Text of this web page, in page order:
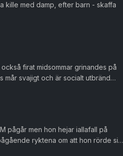
kille med damp, efter barn - skaffa
firat midsommar grinandes på
mår svajigt och är socialt utbränd
De...
pågår men hon hejar iallafall på
ryktena om att hon rörde sig
I september...